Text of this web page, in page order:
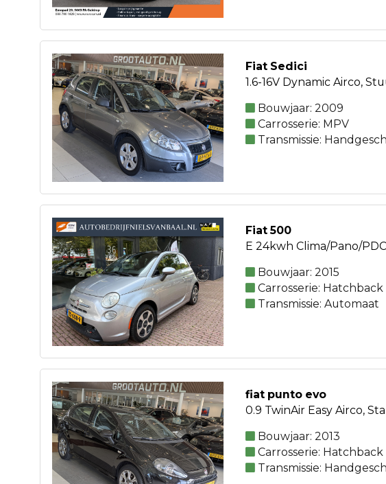
Fiat Sedici
1.6-16V Dynamic Airco,
Bouwjaar: 2009
Carrosserie: MPV
Transmissie:
Fiat 500
E 24kwh Clima/Pano/
Bouwjaar: 2015
Carrosserie: Hatchback
Transmissie: Automaat
fiat punto evo
0.9 TwinAir Easy Airco,
Bouwjaar: 2013
Carrosserie: Hatchback
Transmissie: